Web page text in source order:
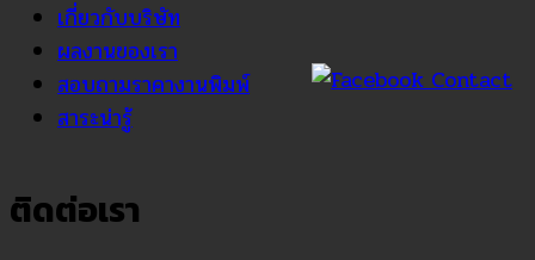
เกี่ยวกับบริษัท
ผลงานของเรา
สอบถามราคางานพิมพ์
สาระน่ารู้
ติดต่อเรา